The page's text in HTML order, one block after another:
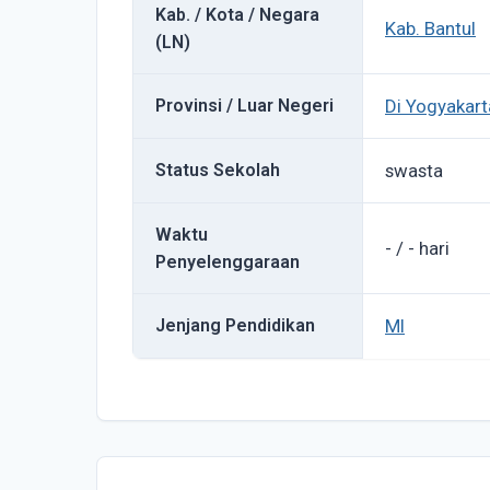
Kab. / Kota / Negara
(LN)
Kab. Bantul
Provinsi / Luar Negeri Di
Status Sekolah swasta
Waktu
Penyelenggaraan
- / - hari
Jenjang Pendidikan MI